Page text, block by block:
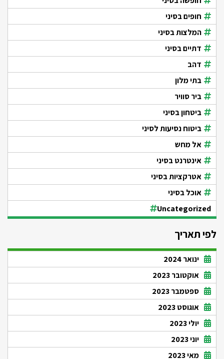
חופים בסיני
המלצות בסיני
דתיים בסיני
דהב
בתי מלון
ביר סוויר
ביטחון בסיני
ביטוח נסיעות לסיני
אל מחש
אינטרנט בסיני
אטרקציות בסיני
אוכל בסיני
Uncategorized
לפי תאריך
ינואר 2024
אוקטובר 2023
ספטמבר 2023
אוגוסט 2023
יולי 2023
יוני 2023
מאי 2023